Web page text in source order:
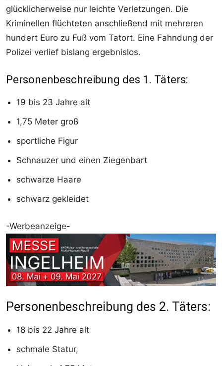
glücklicherweise nur leichte Verletzungen. Die
Kriminellen flüchteten anschließend mit mehreren
hundert Euro zu Fuß vom Tatort. Eine Fahndung der
Polizei verlief bislang ergebnislos.
Personenbeschreibung des 1. Täters:
19 bis 23 Jahre alt
1,75 Meter groß
sportliche Figur
Schnauzer und einen Ziegenbart
schwarze Haare
schwarz gekleidet
-Werbeanzeige-
Personenbeschreibung des 2. Täters:
18 bis 22 Jahre alt
schmale Statur,